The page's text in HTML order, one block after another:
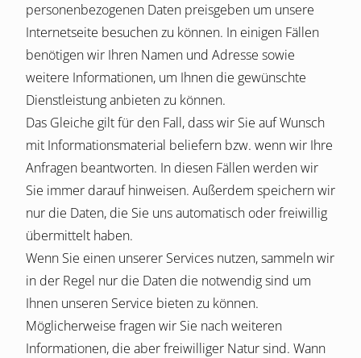
personenbezogenen Daten preisgeben um unsere
Internetseite besuchen zu können. In einigen Fällen
benötigen wir Ihren Namen und Adresse sowie
weitere Informationen, um Ihnen die gewünschte
Dienstleistung anbieten zu können.
Das Gleiche gilt für den Fall, dass wir Sie auf Wunsch
mit Informationsmaterial beliefern bzw. wenn wir Ihre
Anfragen beantworten. In diesen Fällen werden wir
Sie immer darauf hinweisen. Außerdem speichern wir
nur die Daten, die Sie uns automatisch oder freiwillig
übermittelt haben.
Wenn Sie einen unserer Services nutzen, sammeln wir
in der Regel nur die Daten die notwendig sind um
Ihnen unseren Service bieten zu können.
Möglicherweise fragen wir Sie nach weiteren
Informationen, die aber freiwilliger Natur sind. Wann